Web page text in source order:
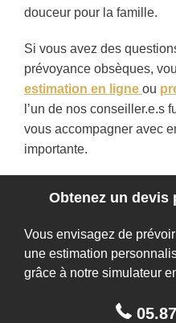
douceur pour la famille.
Si vous avez des
prévoyance obsèques,
estimation en ligne ou
l’un de nos conseiller.e.s
vous accompagner avec
importante.
Obtenez un devis
Vous envisagez de
une estimation
grâce à notre simulateur